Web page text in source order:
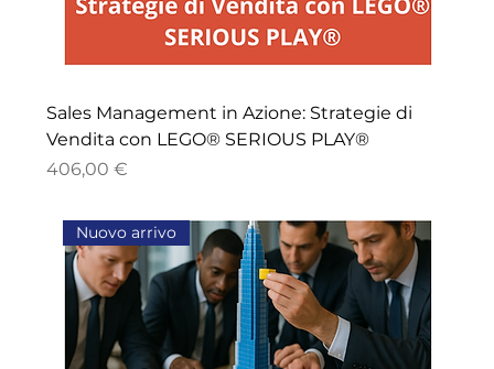
Sales Management in Azione: Strategie di
Vendita con LEGO® SERIOUS PLAY®
Price
406,00 €
Nuovo arrivo